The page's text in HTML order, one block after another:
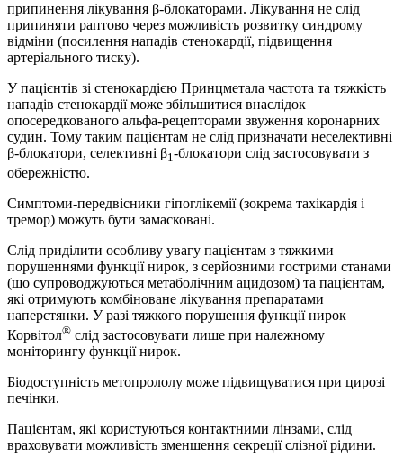
припинення лікування β-блокаторами. Лікування не слід
припиняти раптово через можливість розвитку синдрому
відміни (посилення нападів стенокардії, підвищення
артеріального тиску).
У пацієнтів зі стенокардією Принцметала частота та тяжкість
нападів стенокардії може збільшитися внаслідок
опосередкованого альфа-рецепторами звуження коронарних
судин. Тому таким пацієнтам не слід призначати неселективні
β-блокатори, селективні β1 -блокатори слід застосовувати з
обережністю.
Симптоми-передвісники гіпоглікемії (зокрема тахікардія і
тремор) можуть бути замасковані.
Слід приділити особливу увагу пацієнтам з тяжкими
порушеннями функції нирок, з серйозними гострими станами
(що супроводжуються метаболічним ацидозом) та пацієнтам,
які отримують комбіноване лікування препаратами
наперстянки. У разі тяжкого порушення функції нирок
Корвітол® слід застосовувати лише при належному
моніторингу функції нирок.
Біодоступність метопрололу може підвищуватися при цирозі
печінки.
Пацієнтам, які користуються контактними лінзами, слід
враховувати можливість зменшення секреції слізної рідини.